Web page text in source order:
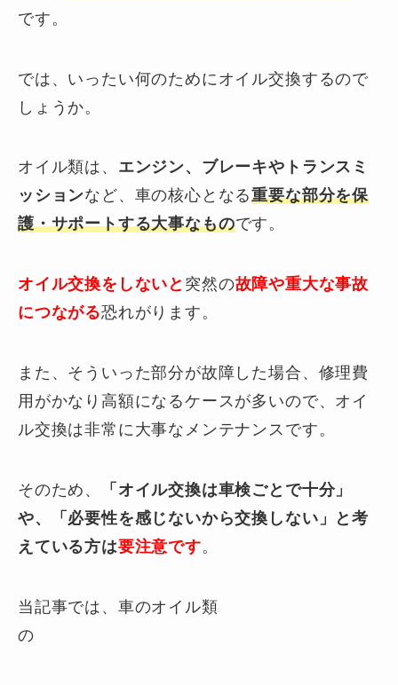
です。
では、いったい何のためにオイル交換するので
しょうか。
オイル類は、 エンジン、ブレーキやトランスミ
ッションなど、車の核心となる重要な部分を保
護・サポートする大事なものです。
オイル交換をしないと 突然の故障や重大な事故
につながる恐れがります。
また、そういった部分が故障した場合、修理費
用がかなり高額になるケースが多いので、オイ
ル交換は非常に大事なメンテナンスです。
そのため、
「オイル交換は車検ごとで十分」
や、「必要性を感じないから交換しない」と考
えている方は要注意です。
当記事では、車のオイル類
の